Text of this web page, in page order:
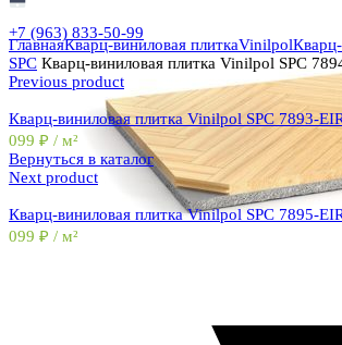
+7 (963) 833-50-99
ГлавнаяКварц-виниловая плиткаVinilpol
SPC Кварц-виниловая плитка Vinilpol SPC
Previous product
Кварц-виниловая плитка Vinilpol SPC 7893-
099 ₽ / м²
Вернуться в каталог
Next product
Кварц-виниловая плитка Vinilpol SPC 7895-
099 ₽ / м²